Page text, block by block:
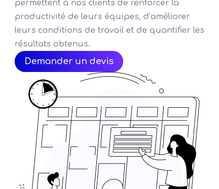
permettent à nos clients de renforcer la
productivité de leurs équipes, d’améliorer
leurs conditions de travail et de quantifier les
résultats obtenus.
Demander un devis